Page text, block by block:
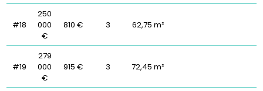
#18
250
000
€
810 € 3 62,75 m²
#19
279
000
€
915 € 3 72,45 m²